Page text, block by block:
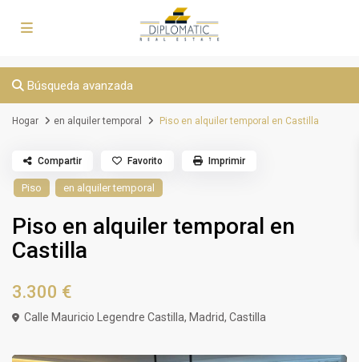
Búsqueda avanzada
Hogar en alquiler temporal Piso en alquiler temporal en Castilla
Piso en alquiler temporal
Piso en alquiler temporal en
Castilla
3.300 €
Calle Mauricio Legendre Castilla, Madrid,Castilla
Compartir Favorito Imprimir